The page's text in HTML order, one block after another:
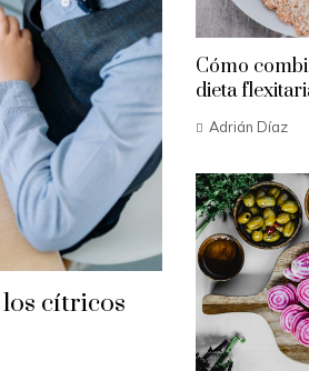
cítricos
Cómo
dieta
Adrián Díaz